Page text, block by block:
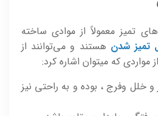
تمیز معمولاً از موادی ساخته
تمیز شدن هستند و می‌توانند از
مواردی که میتوان اشاره کرد:
خلل وفرج ، بوده و به راحتی نيز